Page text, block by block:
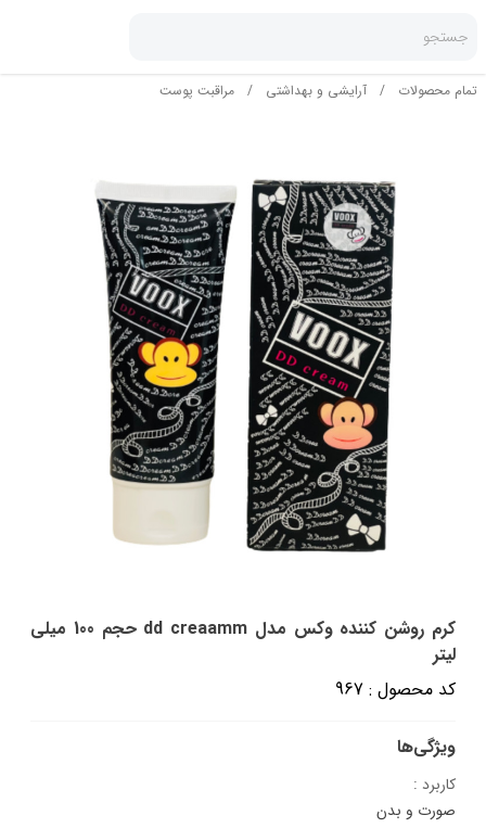
جستجو
تمام محصولات / آرایشی و بهداشتی / مراقبت پوست
کرم روشن کننده وکس مدل dd creaamm حجم 100 میلی
لیتر
کد محصول : 967
ویژگی‌ها
کاربرد :
صورت و بدن